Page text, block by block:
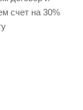
счет на 30%